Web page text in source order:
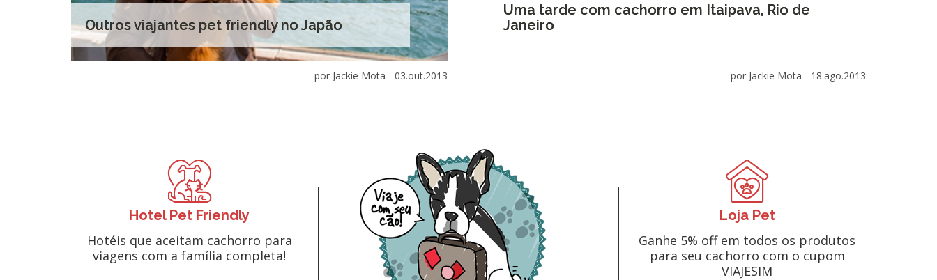
Outros viajantes pet friendly no Japão
por Jackie Mota - 03.out.2013
Uma tarde com cachorro em Itaipava, Rio de
Janeiro
por Jackie Mota - 18.ago.2013
Hotel Pet Friendly
Hotéis que aceitam cachorro para
viagens com a família completa!
Loja Pet
Ganhe 5% off em todos os produtos
para seu cachorro com o cupom
VIAJESIM